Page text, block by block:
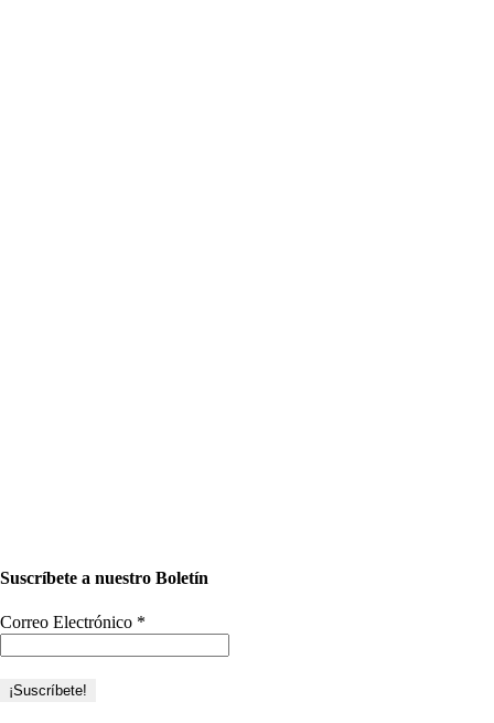
Suscríbete a nuestro Boletín
Correo Electrónico *